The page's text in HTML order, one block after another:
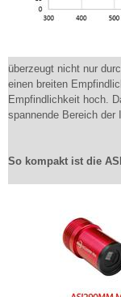
überzeugt nicht nur
einen breiten
Empfindlichkeit hoch.
spannende Bereich der
So kompakt ist die